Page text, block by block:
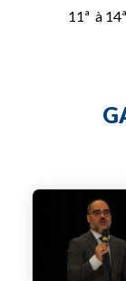
11ª à